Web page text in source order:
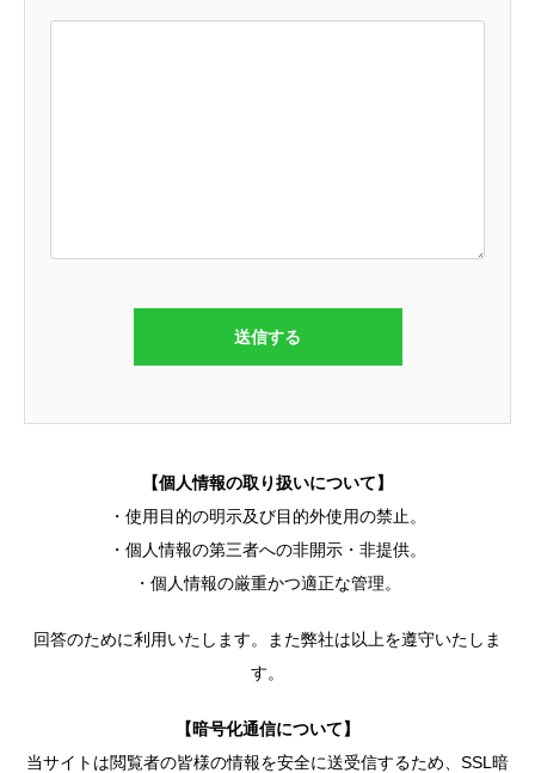
【個人情報の取り扱いについて】
・使用目的の明示及び目的外使用の禁止。
・個人情報の第三者への非開示・非提供。
・個人情報の厳重かつ適正な管理。
回答のために利用いたします。また弊社は以上を遵守いたしま
す。
【暗号化通信について】
当サイトは閲覧者の皆様の情報を安全に送受信するため、SSL暗